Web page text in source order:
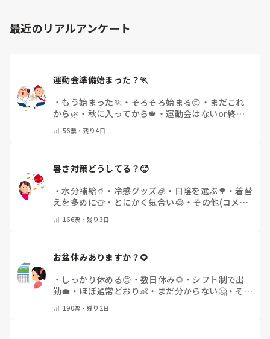
最近のリアルアンケート
運動会準備始まった？🏃
・ もう始まった🏃 ・ そろそろ始まる😊 ・ まだこれ
から🌿 ・ 秋に入ってから🍁 ・運動会はないor終わ
56票・ 残り4日
暑さ対策どうしてる？🥵
・水分補給🥤 ・ 冷感グッズ🧊 ・ 日陰を選ぶ🌳 ・着替
えを多めに👕 ・ とにかく気合い😂・ その他(コメン
166票・残り3日
お盆休みありますか？🌻
・ しっかり休める😊 ・ 数日休み🌻 ・ シフト制で出
勤💼 ・ ほぼ通常どおり👶 ・ まだ分からない🤔・ その
190票・残り2日